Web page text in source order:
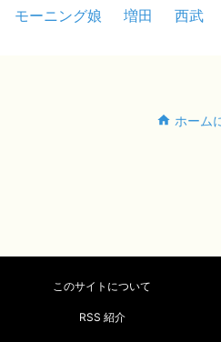
モーニング娘
増田 西武
ホーム
このサイトについて
RSS 紹介